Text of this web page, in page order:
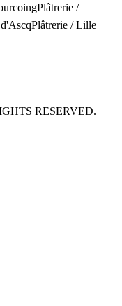
Plâtrerie /
Plâtrerie / Lille
RESERVED.